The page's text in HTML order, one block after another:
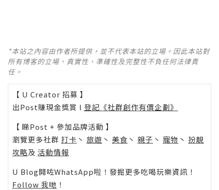
*本站之內容由作者所提供，並不代表本站的立場。因此本站對
所有博客的立場、真實性、準確性及完整性不負任何法律責
任。
【 U Creator 招募 】
出Post賺現金獎賞 l 登記《社群創作有價企劃》
【 睇Post + 參加品牌活動 】
瀏覽更多社群 打卡 丶 旅遊 丶 美食 丶 親子 丶 寵物 丶 扮靚
攻略及 活動情報
U Blog開咗WhatsApp啦！發掘更多吃喝玩樂資訊！
Follow 我哋 ！